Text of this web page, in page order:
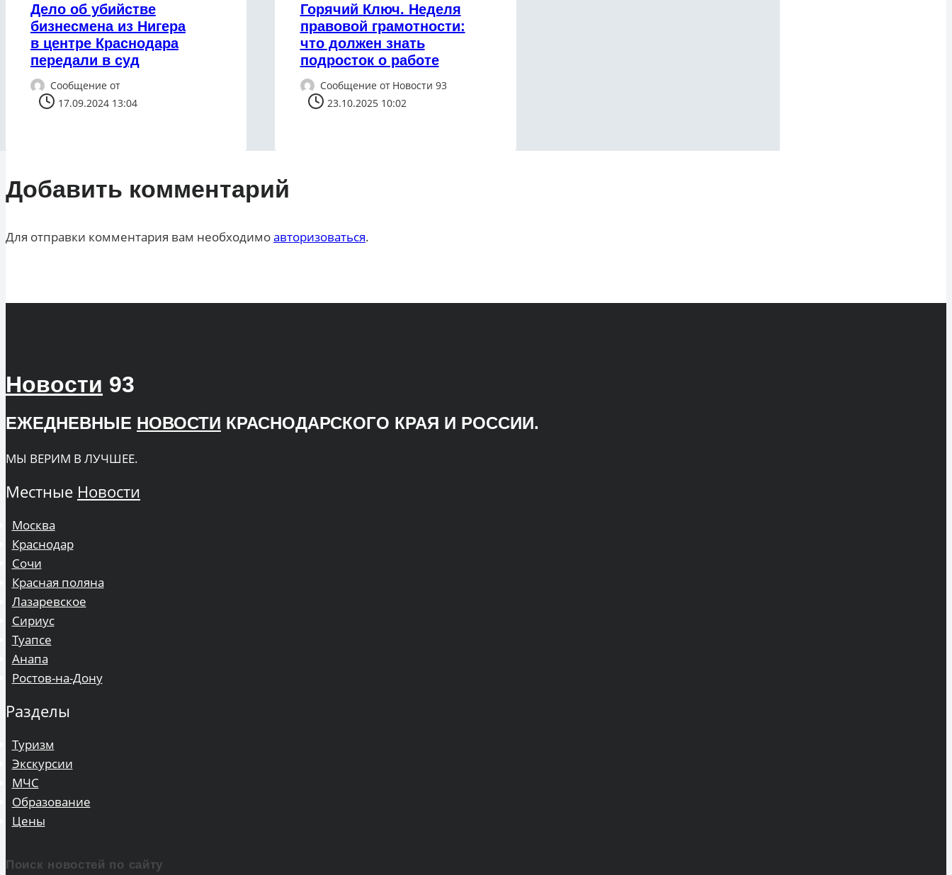
Дело об убийстве
бизнесмена из Нигера
в центре Краснодара
передали в суд
Сообщение от
17.09.2024 13:04
Горячий Ключ. Неделя
правовой грамотности:
что должен знать
подросток о работе
Сообщение от Новости 93
23.10.2025 10:02
Добавить комментарий
Для отправки комментария вам необходимоавторизоваться.
Новости 93
ЕЖЕДНЕВНЫЕ НОВОСТИ КРАСНОДАРСКОГО КРАЯ И РОССИИ.
МЫ ВЕРИМ В ЛУЧШЕЕ.
Местные Новости
Москва
Краснодар
Сочи
Красная поляна
Лазаревское
Сириус
Туапсе
Анапа
Ростов-на-Дону
Разделы
Туризм
Экскурсии
МЧС
Образование
Цены
Поиск новостей по сайту